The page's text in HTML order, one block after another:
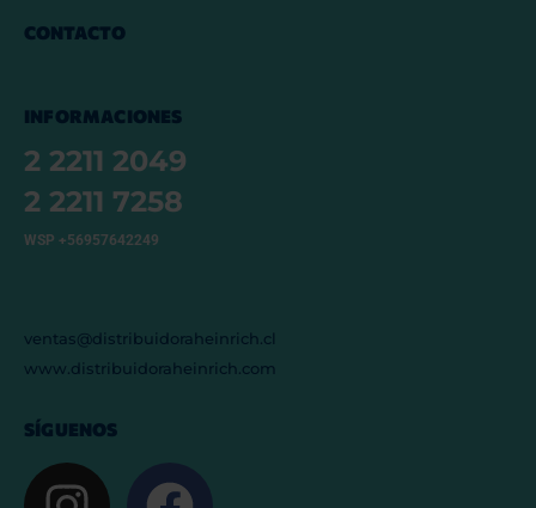
CONTACTO
INFORMACIONES
2 2211 2049
2 2211 7258
WSP +56957642249
ventas@distribuidoraheinrich.cl
www.distribuidoraheinrich.com
SÍGUENOS